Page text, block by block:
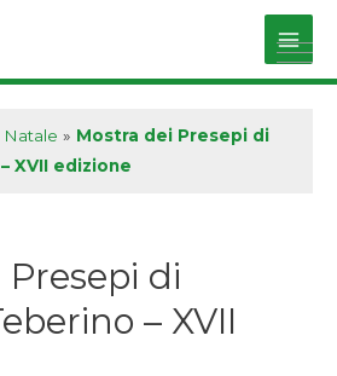
Main
» Mostra dei Presepi di
XVII edizione
di
– XVII